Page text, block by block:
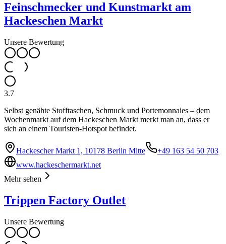
Feinschmecker und Kunstmarkt am
Hackeschen Markt
Unsere Bewertung
3.7
Selbst genähte Stofftaschen, Schmuck und Portemonnaies – dem
Wochenmarkt auf dem Hackeschen Markt merkt man an, dass er
sich an einem Touristen-Hotspot befindet.
Hackescher Markt 1, 10178 Berlin Mitte
+49 163 54 50 703
www.hackeschermarkt.net
Mehr sehen
Trippen Factory Outlet
Unsere Bewertung